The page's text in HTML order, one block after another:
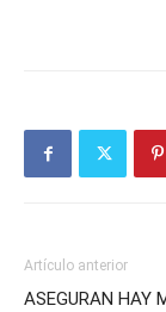
Artículo anterior
ASEGURAN HAY